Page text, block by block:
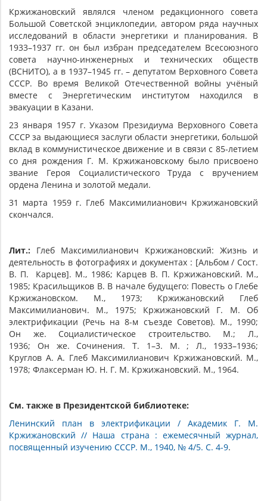
Кржижановский являлся членом редакционного совета
Большой Советской энциклопедии, автором ряда научных
исследований в области энергетики и планирования. В
1933–1937 гг. он был избран председателем Всесоюзного
совета научно-инженерных и технических обществ
(ВСНИТО), а в 1937–1945 гг. – депутатом Верховного Совета
СССР. Во время Великой Отечественной войны учёный
вместе с Энергетическим институтом находился в
эвакуации в Казани.
23 января 1957 г. Указом Президиума Верховного Совета
СССР за выдающиеся заслуги области энергетики, большой
вклад в коммунистическое движение и в связи с 85-летием
со дня рождения Г. М. Кржижановскому было присвоено
звание Героя Социалистического Труда с вручением
ордена Ленина и золотой медали.
31 марта 1959 г. Глеб Максимилианович Кржижановский
скончался.
Лит.: Глеб Максимилианович Кржижановский: Жизнь и
деятельность в фотографиях и документах : [Альбом / Сост.
В. П. Карцев]. М., 1986; Карцев В. П. Кржижановский. М.,
1985; Красильщиков В. В начале будущего: Повесть о Глебе
Кржижановском. М., 1973; Кржижановский Глеб
Максимилианович. М., 1975; Кржижановский Г. М. Об
электрификации (Речь на 8-м съезде Советов). М., 1990;
Он же. Социалистическое строительство. М.; Л.,
1936; Он же. Сочинения. Т. 1–3. М. ; Л., 1933–1936;
Круглов А. А. Глеб Максимилианович Кржижановский. М.,
1978; Флаксерман Ю. Н. Г. М. Кржижановский. М., 1964.
См. также в Президентской библиотеке:
Ленинский план в электрификации / Академик Г. М.
Кржижановский // Наша страна : ежемесячный журнал,
посвященный изучению СССР. М., 1940, № 4/5. С. 4-9.